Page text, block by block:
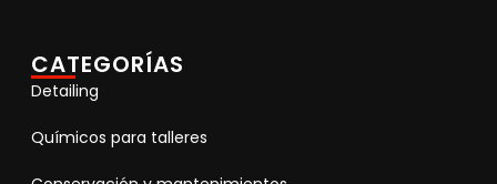
CATEGORÍAS
Detailing
Químicos para talleres